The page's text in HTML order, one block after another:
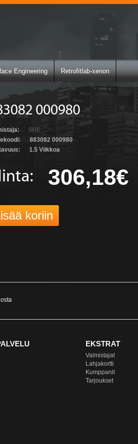
Engineering Retrofitlab-xenon
000980
SRE
883082 000980
1.5 Viikkoa
306,18€
EKSTRAT
Valmistajat
Lahjakortti
Kumppanit
Tarjoukset